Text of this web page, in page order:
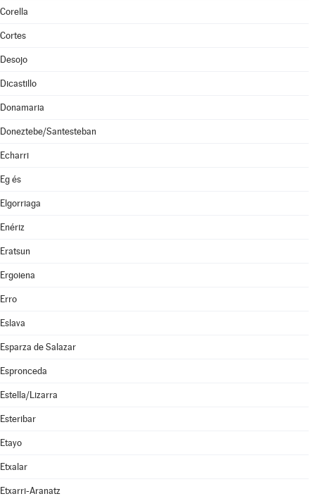
Corella
Cortes
Desojo
Dicastillo
Donamaria
Doneztebe/Santesteban
Echarri
Eg és
Elgorriaga
Enériz
Eratsun
Ergoiena
Erro
Eslava
Esparza de Salazar
Espronceda
Estella/Lizarra
Esteribar
Etayo
Etxalar
Etxarri-Aranatz